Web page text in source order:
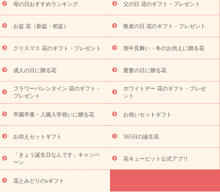
供え・お悔やみ商品一覧
お供え・お悔やみの花
四十九日法要以
降に贈る花
通夜・葬儀に贈る花
お供え お花とセットギフト
お供え プリザーブドフラワー
ペットのお供えフラワー
お盆（新
盆・初盆）
その他 お祝い返し お見舞い
お取り寄せギフト
ビジネス用
ご自宅用 観葉植物 ミディ胡蝶蘭
プリザーブ
ドフラワー
スタイルから探す アレンジメント 花束
スタ
ンド花
お祝い お供え・お悔やみ 胡蝶蘭 胡蝶蘭・花鉢
ディ胡蝶蘭・お祝い
ミディ胡蝶蘭・お供え
世界初の青色胡蝶蘭
観葉植物
観葉植物 産直多肉植物
プリザーブドフラワー
お祝い
お供え・お悔やみ 花とセットギフト
セミオーダー
プチギフト（hanamore -ハナモア-）
花とみどりのeギフト
キューピットのeGfit
カラー ピンク イエローオレンジ
レッ
ド
お花の種類 トルコキキョウ
お祝い お祝い・3000円～ お祝い・4000円～
お祝い・
5000円～
お祝い・7000円～ お祝い・ 10000円～
お供え・お
悔やみ
円～
お供え・お悔やみ・
読み物
母の日おすすめランキング 父の日 花のギフト・プレゼント
お盆 花（新盆・初盆） 敬老の日 花のギフト・プレゼント
クリスマス 花のギフト・プレゼント 喪中見舞い・冬のお供えに贈る花
成人の日に贈る花 愛妻の日に贈る花
フラワーバレンタイン 花のギフト・
プレゼント
ホワイトデー 花のギフト・プレゼ
ント
卒園卒業・入園入学祝いに贈る花 お祝いセットギフト
お供えセットギフト 365日の誕生花
「きょう誕生日なんです」キャンペ
ーン
花キューピット公式アプリ
花とみどりのeギフト